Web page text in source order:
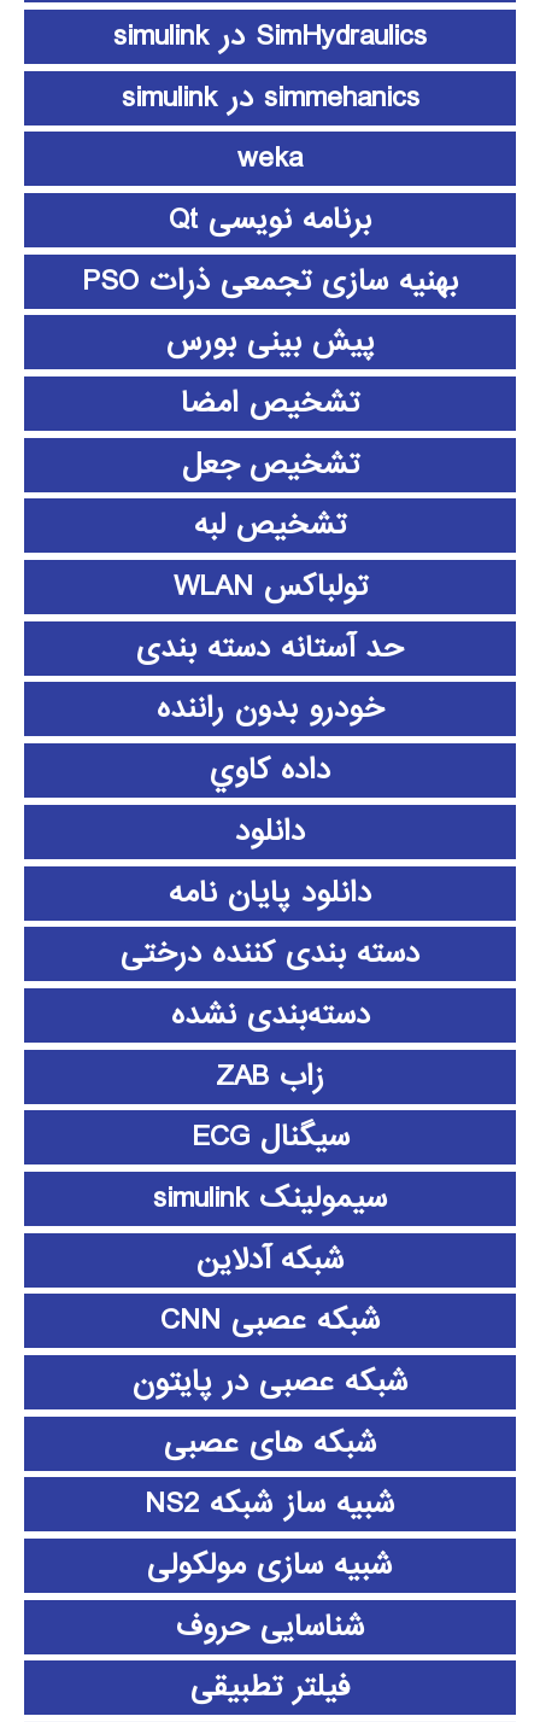
SimHydraulics در simulink
simmehanics در simulink
weka
برنامه نویسی Qt
بهنیه سازی تجمعی ذرات PSO
پیش بینی بورس
تشخیص امضا
تشخیص جعل
تشخیص لبه
تولباکس WLAN
حد آستانه دسته بندی
خودرو بدون راننده
داده كاوي
دانلود
دانلود پايان نامه
دسته بندی کننده درختی
دسته‌بندی نشده
زاب ZAB
سیگنال ECG
سیمولینک simulink
شبکه آدلاین
شبکه عصبی CNN
شبکه عصبی در پایتون
شبکه های عصبی
شبیه ساز شبکه NS2
شبیه سازی مولکولی
شناسایی حروف
فیلتر تطبیقی